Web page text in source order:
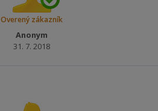
Overený zákazník
Anonym
31. 7. 2018